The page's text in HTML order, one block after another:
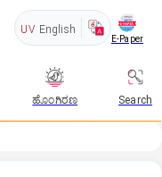
UV English
E-Paper
ಹೊಂಗಿರಣ Search